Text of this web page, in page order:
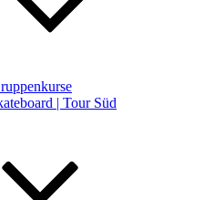
| Tour Süd